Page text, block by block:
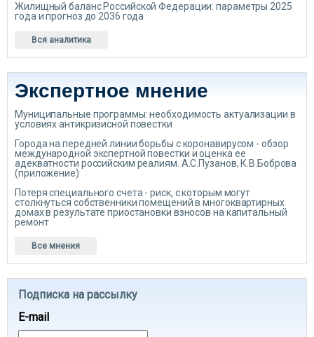
Жилищный баланс Российской Федерации: параметры 2025
года и прогноз до 2036 года
Вся аналитика
Экспертное мнение
Муниципальные программы: необходимость актуализации в
условиях антикризисной повестки
Города на передней линии борьбы с коронавирусом - обзор
международной экспертной повестки и оценка ее
адекватности российским реалиям. А.С.Пузанов, К.В.Боброва
(приложение)
Потеря специального счета - риск, с которым могут
столкнуться собственники помещений в многоквартирных
домах в результате приостановки взносов на капитальный
ремонт
Все мнения
Подписка на рассылку
E-mail